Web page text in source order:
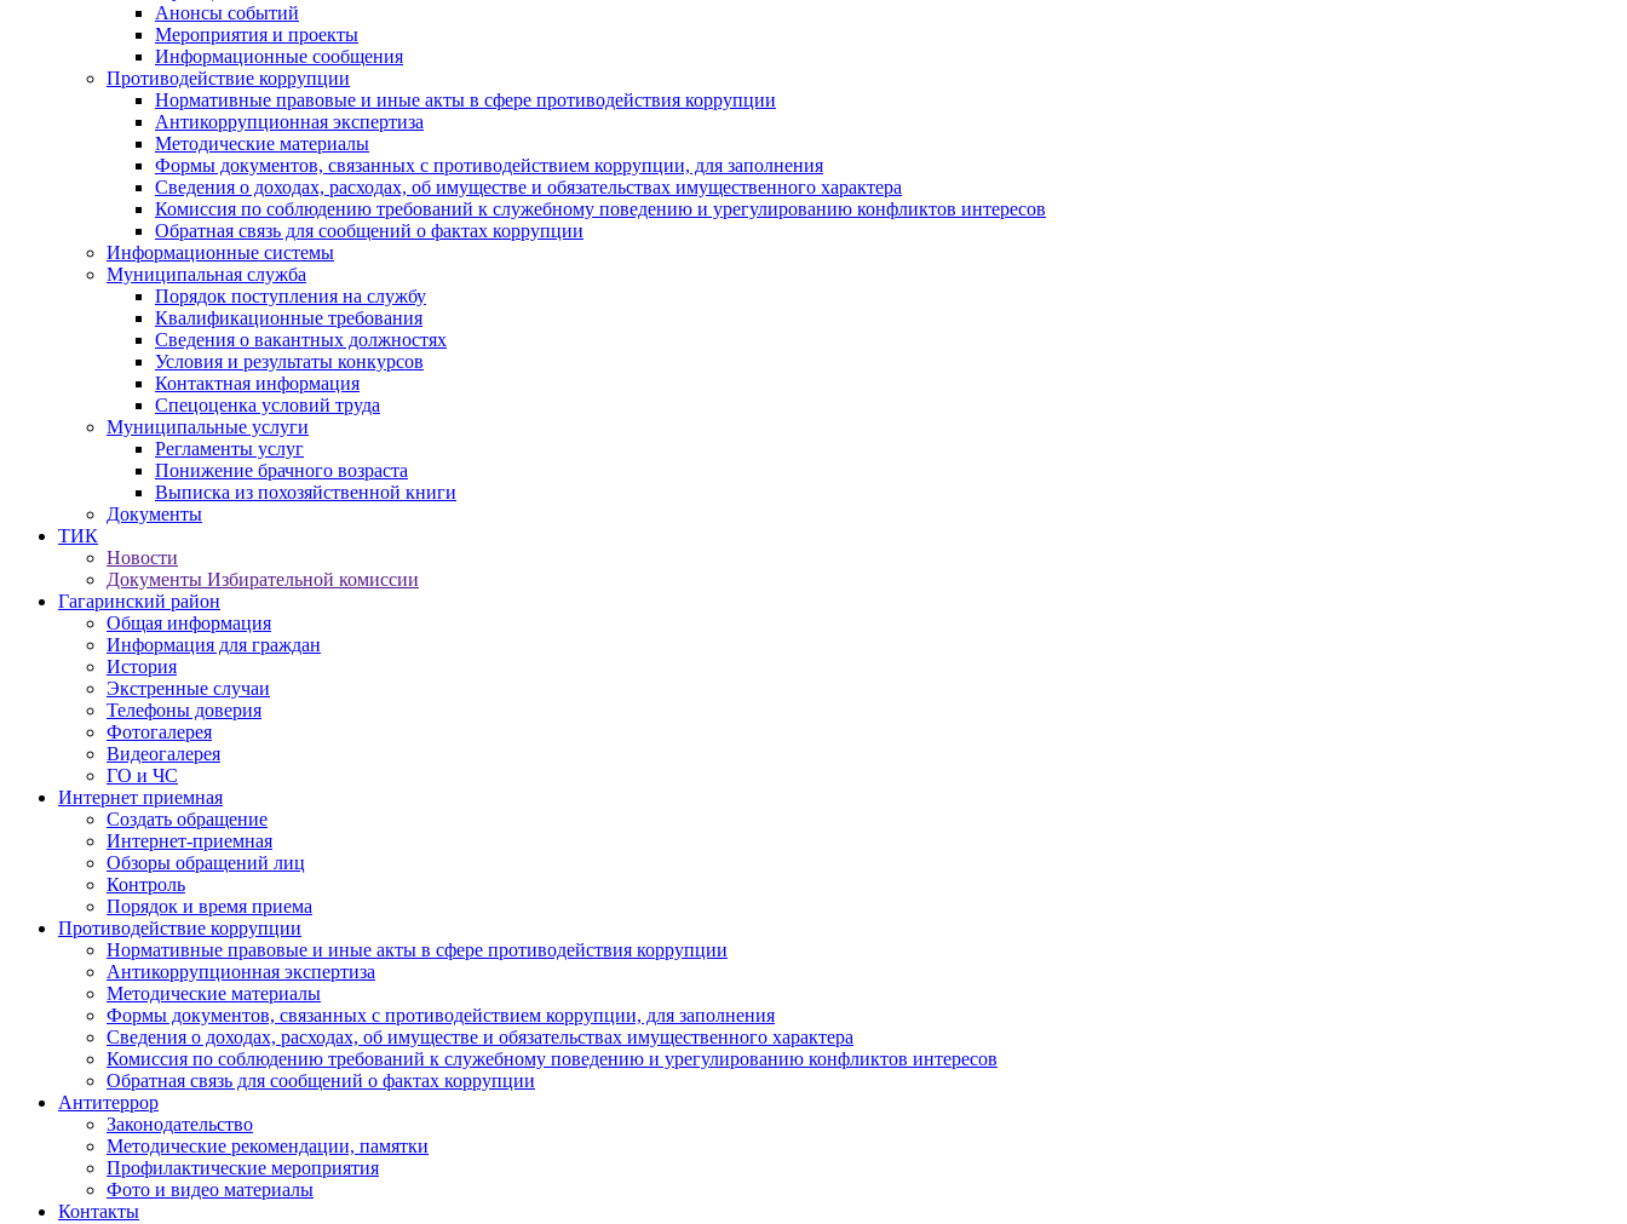
Анонсы событий
Мероприятия и проекты
Информационные сообщения
Противодействие коррупции
Нормативные правовые и иные акты в сфере противодействия коррупции
Антикоррупционная экспертиза
Методические материалы
Формы документов, связанных с противодействием коррупции, для заполнения
Сведения о доходах, расходах, об имуществе и обязательствах имущественного характера
Комиссия по соблюдению требований к служебному поведению и урегулированию конфликтов интересов
Обратная связь для сообщений о фактах коррупции
Информационные системы
Муниципальная служба
Порядок поступления на службу
Квалификационные требования
Сведения о вакантных должностях
Условия и результаты конкурсов
Контактная информация
Спецоценка условий труда
Муниципальные услуги
Регламенты услуг
Понижение брачного возраста
Выписка из похозяйственной книги
Документы
ТИК
Новости
Документы Избирательной комиссии
Гагаринский район
Общая информация
Информация для граждан
История
Экстренные случаи
Телефоны доверия
Фотогалерея
Видеогалерея
ГО и ЧС
Интернет приемная
Создать обращение
Интернет-приемная
Обзоры обращений лиц
Контроль
Порядок и время приема
Противодействие коррупции
Нормативные правовые и иные акты в сфере противодействия коррупции
Антикоррупционная экспертиза
Методические материалы
Формы документов, связанных с противодействием коррупции, для заполнения
Сведения о доходах, расходах, об имуществе и обязательствах имущественного характера
Комиссия по соблюдению требований к служебному поведению и урегулированию конфликтов интересов
Обратная связь для сообщений о фактах коррупции
Антитеррор
Законодательство
Методические рекомендации, памятки
Профилактические мероприятия
Фото и видео материалы
Контакты